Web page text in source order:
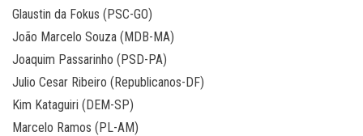
Glaustin da Fokus (PSC-GO)
João Marcelo Souza (MDB-MA)
Joaquim Passarinho (PSD-PA)
Julio Cesar Ribeiro (Republicanos-DF)
Kim Kataguiri (DEM-SP)
Marcelo Ramos (PL-AM)